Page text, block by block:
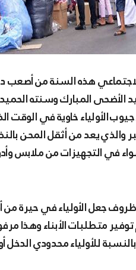
الأضحى المبارك وسنته
الأولياء خاوية في
يعد من أثقل المحن
في التجهيزات من ملابس
جعل الأولياء في حيرة
متطلبات الأبناء وهذا
للأولياء محدودي الدخل